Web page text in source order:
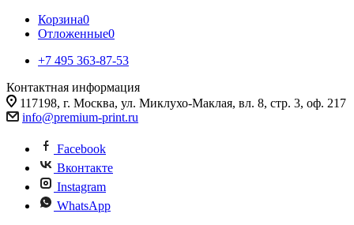
Корзина0
Отложенные0
+7 495 363-87-53
Контактная информация
117198, г. Москва, ул. Миклухо-Маклая, вл. 8, стр. 3, оф. 217
info@premium-print.ru
Facebook
Вконтакте
Instagram
WhatsApp